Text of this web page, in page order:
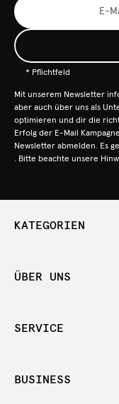
* Pflichtfeld
Mit unserem Newsletter
aber auch über uns als
optimieren und dir die
Erfolg der E-Mail
Newsletter abmelden. Es
. Bitte beachte unsere
KATEGORIEN
ÜBER UNS
SERVICE
BUSINESS